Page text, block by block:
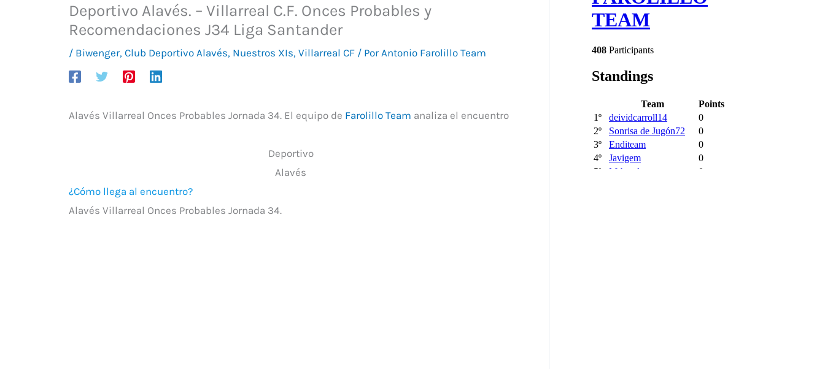
Deportivo Alavés. – Villarreal C.F. Onces Probables y
Recomendaciones J34 Liga Santander
/ Biwenger, Club Deportivo Alavés, Nuestros XIs, Villarreal CF / PorAntonio Farolillo Team
Alavés Villarreal Onces Probables Jornada 34. El equipo de Farolillo Team analiza el encuentro
Deportivo
Alavés
¿Cómo llega al encuentro?
Alavés Villarreal Onces Probables Jornada 34.